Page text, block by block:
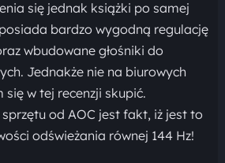
się jednak książki po samej
posiada bardzo wygodną regulację
wbudowane głośniki do
Jednakże nie na biurowych
się w tej recenzji skupić.
od AOC jest fakt, iż jest to
odświeżania równej 144 Hz!